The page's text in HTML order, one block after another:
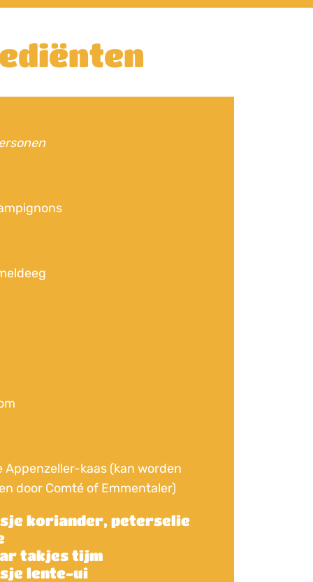
Appenzeller-kaas (kan worden
door Comté of Emmentaler)
koriander, peterselie
takjes tijm
lente-ui